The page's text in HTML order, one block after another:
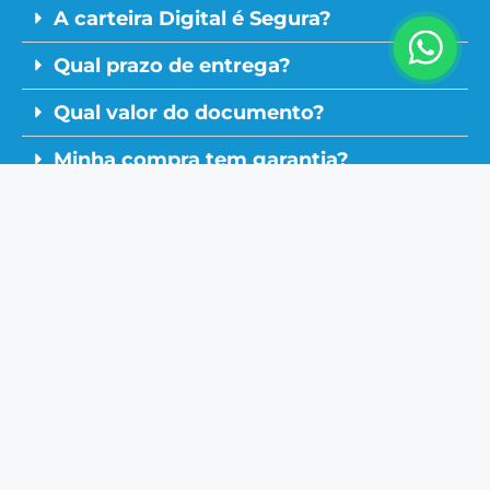
A carteira Digital é Segura?
Qual prazo de entrega?
Qual valor do documento?
Minha compra tem garantia?